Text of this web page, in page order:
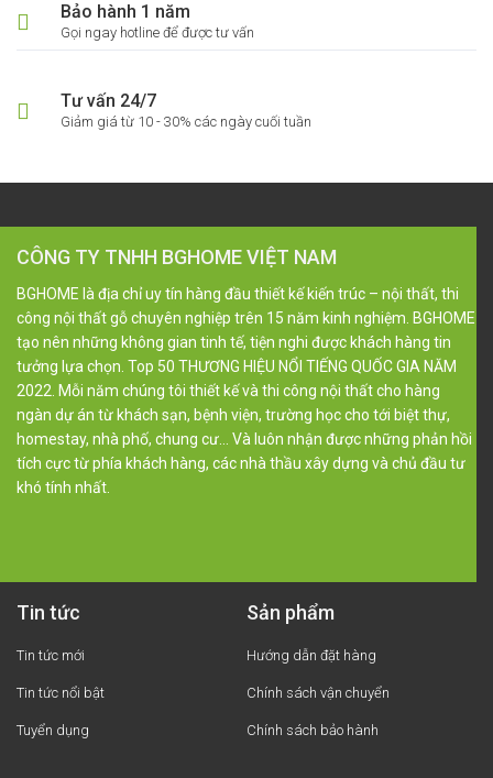
Bảo hành 1 năm
Gọi ngay hotline để được tư vấn
Tư vấn 24/7
Giảm giá từ 10 - 30% các ngày cuối tuần
CÔNG TY TNHH BGHOME VIỆT NAM
BGHOME là địa chỉ uy tín hàng đầu thiết kế kiến trúc – nội thất, thi
công nội thất gỗ chuyên nghiệp trên 15 năm kinh nghiệm. BGHOME
tạo nên những không gian tinh tế, tiện nghi được khách hàng tin
tưởng lựa chọn. Top 50 THƯƠNG HIỆU NỔI TIẾNG QUỐC GIA NĂM
2022. Mỗi năm chúng tôi thiết kế và thi công nội thất cho hàng
ngàn dự án từ khách sạn, bệnh viện, trường học cho tới biệt thự,
homestay, nhà phố, chung cư… Và luôn nhận được những phản hồi
tích cực từ phía khách hàng, các nhà thầu xây dựng và chủ đầu tư
khó tính nhất.
Tin tức
Tin tức mới
Tin tức nổi bật
Tuyển dụng
Sản phẩm
Hướng dẫn đặt hàng
Chính sách vận chuyển
Chính sách bảo hành